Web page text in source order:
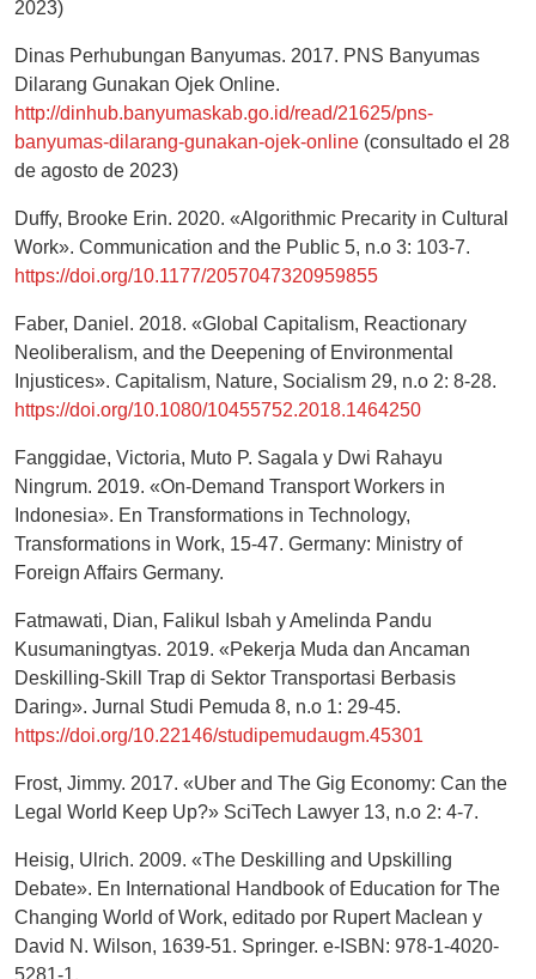
2023)
Dinas Perhubungan Banyumas. 2017. PNS Banyumas
Dilarang Gunakan Ojek Online.
http://dinhub.banyumaskab.go.id/read/21625/pns-
banyumas-dilarang-gunakan-ojek-online (consultado el 28
de agosto de 2023)
Duffy, Brooke Erin. 2020. «Algorithmic Precarity in Cultural
Work». Communication and the Public 5, n.o 3: 103-7.
https://doi.org/10.1177/2057047320959855
Faber, Daniel. 2018. «Global Capitalism, Reactionary
Neoliberalism, and the Deepening of Environmental
Injustices». Capitalism, Nature, Socialism 29, n.o 2: 8-28.
https://doi.org/10.1080/10455752.2018.1464250
Fanggidae, Victoria, Muto P. Sagala y Dwi Rahayu
Ningrum. 2019. «On-Demand Transport Workers in
Indonesia». En Transformations in Technology,
Transformations in Work, 15-47. Germany: Ministry of
Foreign Affairs Germany.
Fatmawati, Dian, Falikul Isbah y Amelinda Pandu
Kusumaningtyas. 2019. «Pekerja Muda dan Ancaman
Deskilling-Skill Trap di Sektor Transportasi Berbasis
Daring». Jurnal Studi Pemuda 8, n.o 1: 29-45.
https://doi.org/10.22146/studipemudaugm.45301
Frost, Jimmy. 2017. «Uber and The Gig Economy: Can the
Legal World Keep Up?» SciTech Lawyer 13, n.o 2: 4-7.
Heisig, Ulrich. 2009. «The Deskilling and Upskilling
Debate». En International Handbook of Education for The
Changing World of Work, editado por Rupert Maclean y
David N. Wilson, 1639-51. Springer. e-ISBN: 978-1-4020-